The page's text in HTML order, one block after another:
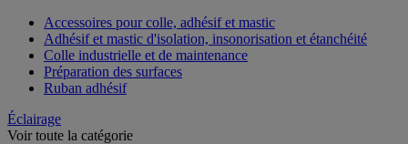
Accessoires pour colle, adhésif et mastic
Adhésif et mastic d'isolation, insonorisation et étanchéité
Colle industrielle et de maintenance
Préparation des surfaces
Ruban adhésif
Éclairage
Voir toute la catégorie